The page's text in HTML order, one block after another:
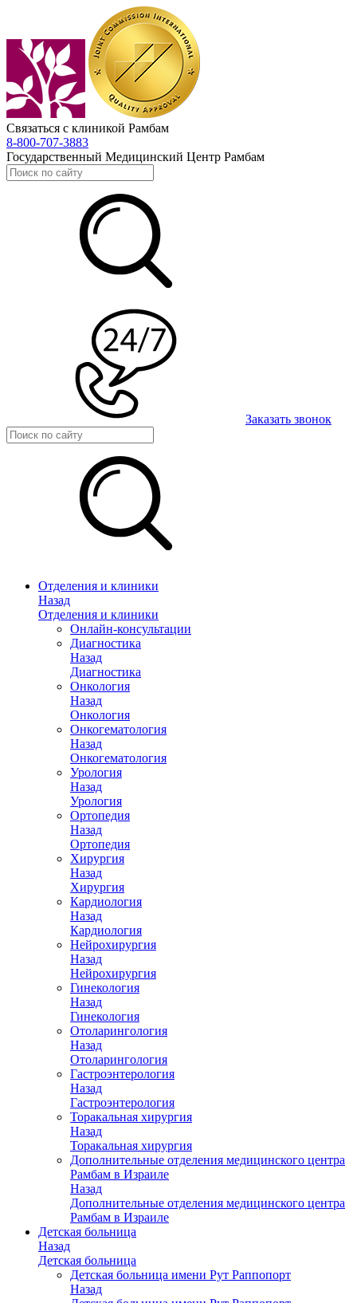
Связаться с клиникой Рамбам
8-800-707-3883
Государственный Медицинский Центр Рамбам
Заказать звонок
Отделения и клиники
Назад
Отделения и клиники
Онлайн-консультации
Диагностика
Назад
Диагностика
Онкология
Назад
Онкология
Онкогематология
Назад
Онкогематология
Урология
Назад
Урология
Ортопедия
Назад
Ортопедия
Хирургия
Назад
Хирургия
Кардиология
Назад
Кардиология
Нейрохирургия
Назад
Нейрохирургия
Гинекология
Назад
Гинекология
Отоларингология
Назад
Отоларингология
Гастроэнтерология
Назад
Гастроэнтерология
Торакальная хирургия
Назад
Торакальная хирургия
Дополнительные отделения медицинского центра
Рамбам в Израиле
Назад
Дополнительные отделения медицинского центра
Рамбам в Израиле
Детская больница
Назад
Детская больница
Детская больница имени Рут Раппопорт
Назад